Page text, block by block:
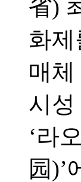
省)
화
매
시
‘라
园)’